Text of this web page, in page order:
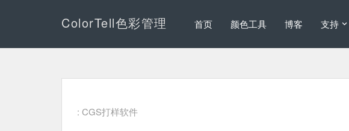
ColorTell色彩管理 首页 颜色工具 博客 支持
: CGS打样软件